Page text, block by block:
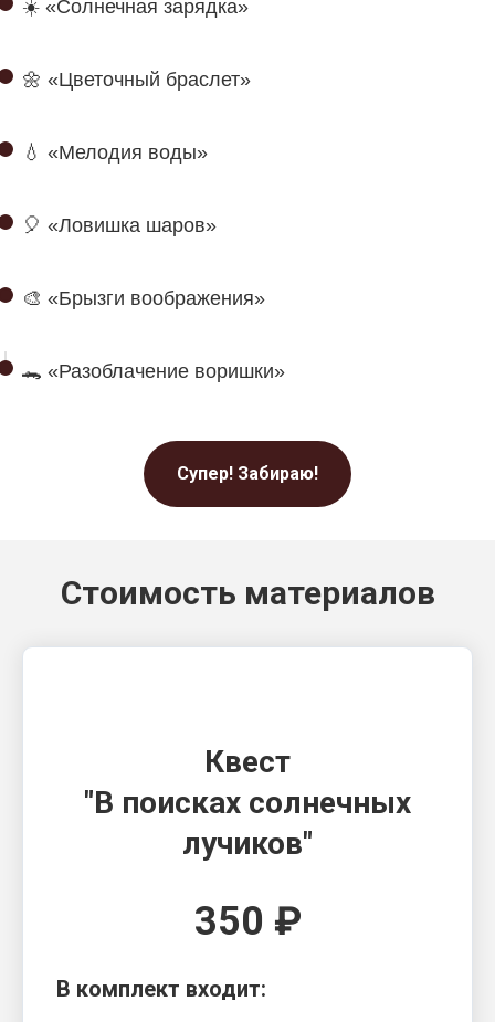
☀️ «Солнечная зарядка»
🌼 «Цветочный браслет»
💧 «Мелодия воды»
🎈 «Ловишка шаров»
🎨 «Брызги воображения»
🐊 «Разоблачение воришки»
Супер! Забираю!
Стоимость материалов
Квест
"В поисках солнечных
лучиков"
350 ₽
В комплект входит: